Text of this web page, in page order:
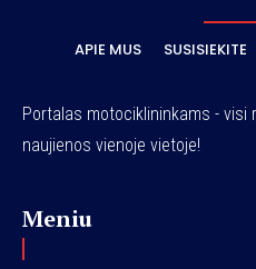
APIE MUS SUSISIEKITE
Portalas motociklininkams - visi
naujienos vienoje vietoje!
Meniu